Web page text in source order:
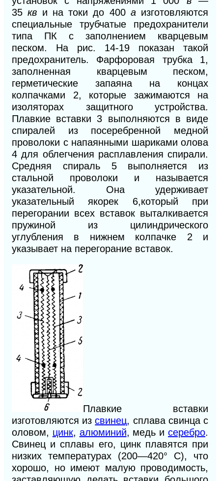
35кв и на токи до 400 а изготовляются
специальные трубчатые предохранители
типа ПК с заполнением кварцевым
песком. На рис. 14-19 показан такой
предохранитель. Фарфоровая трубка 1,
заполненная кварцевым песком,
герметические запаяна на концах
колпачками 2, которые зажимаются на
изоляторах защитного устройства.
Плавкие вставки 3 выполняются в виде
спиралей из посеребренной медной
проволоки с напаянными шариками олова
4 для облегчения расплавления спирали.
Средняя спираль 5 выполняется из
стальной проволоки и называется
указательной. Она удерживает
указательный якорек 6,который при
перегорании всех вставок выталкивается
пружиной из цилиндрического
углубления в нижнем колпачке 2
и
указывает на перегорание вставок.
Плавкие вставки
изготовляются изсвинец, сплава свинца с
оловом, цинк, алюминий, медь исеребро.
Свинец и сплавы его, цинк плавятся при
низких температурах (200—420° С), что
хорошо, но имеют малую проводимость,